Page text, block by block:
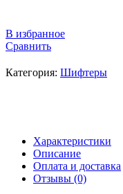
В избранное
Сравнить
Категория: Шифтеры
Характеристики
Описание
Оплата и доставка
Отзывы (0)